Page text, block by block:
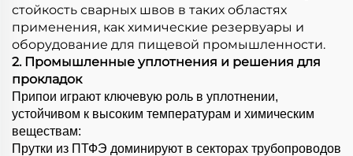
стойкость сварных швов в таких областях
применения, как химические резервуары и
оборудование для пищевой промышленности.
2. Промышленные уплотнения и решения для
прокладок
Припои играют ключевую роль в уплотнении,
устойчивом к высоким температурам и химическим
веществам:
Прутки из ПТФЭ доминируют в секторах трубопроводов